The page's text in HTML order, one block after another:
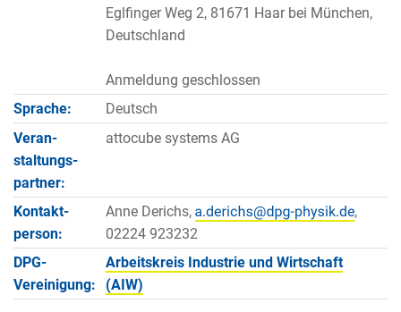
Eglfinger Weg 2, 81671 Haar bei München,
Deutschland
Anmeldung geschlossen
Sprache:
Deutsch
Veran­
staltungs­
partner:
attocube systems AG
Kontakt­
person:
Anne Derichs,
,
02224 923232
DPG-
Vereinigung:
Arbeitskreis Industrie und Wirtschaft
(AIW)